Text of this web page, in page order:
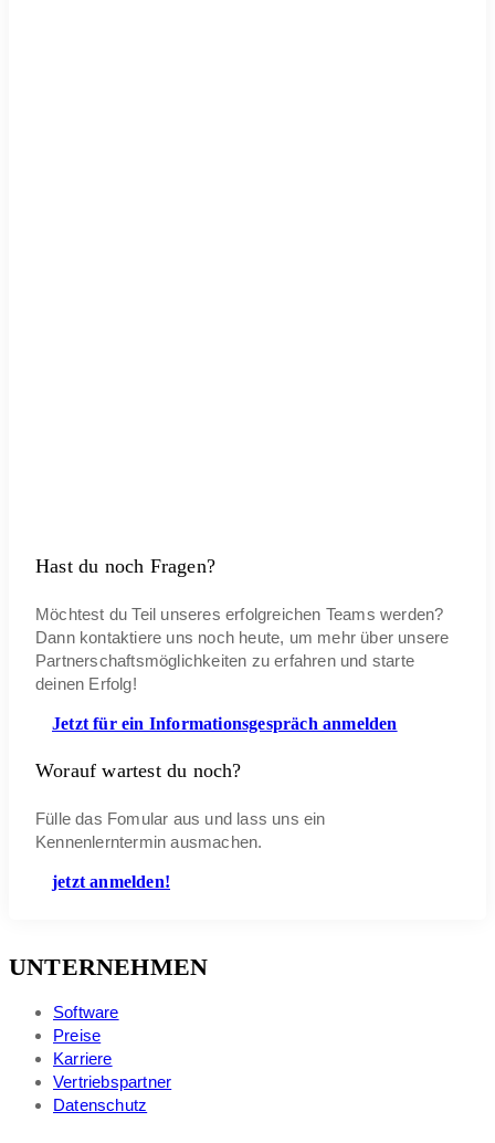
Hast du noch Fragen?
Möchtest du Teil unseres erfolgreichen Teams werden?
Dann kontaktiere uns noch heute, um mehr über unsere
Partnerschaftsmöglichkeiten zu erfahren und starte
deinen Erfolg!
Jetzt für ein Informationsgespräch anmelden
Worauf wartest du noch?
Fülle das Fomular aus und lass uns ein
Kennenlerntermin ausmachen.
jetzt anmelden!
UNTERNEHMEN
Software
Preise
Karriere
Vertriebspartner
Datenschutz